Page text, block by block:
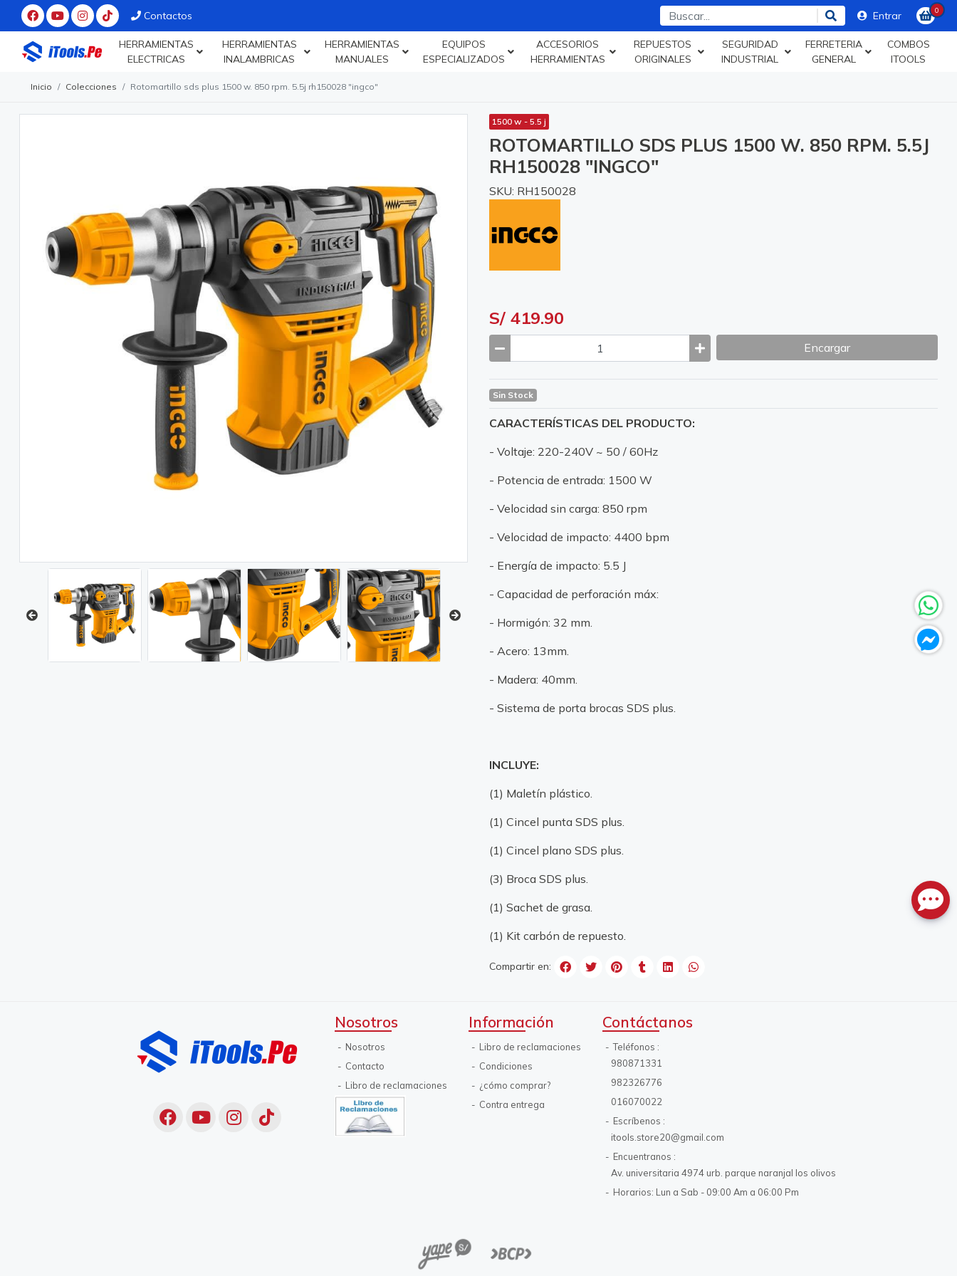
Contactos Entrar 0
HERRAMIENTAS
ELECTRICAS
HERRAMIENTAS
INALAMBRICAS
HERRAMIENTAS
MANUALES
EQUIPOS
ESPECIALIZADOS
ACCESORIOS
HERRAMIENTAS
REPUESTOS
ORIGINALES
SEGURIDAD
INDUSTRIAL
FERRETERIA
GENERAL
COMBOS
ITOOLS
Inicio Colecciones Rotomartillo sds plus 1500 w. 850 rpm. 5.5j rh150028 "ingco"
1500 w - 5.5 j
ROTOMARTILLO SDS PLUS 1500 W. 850 RPM. 5.5J
RH150028 "INGCO"
SKU: RH150028
S/ 419.90
Encargar
Sin Stock
CARACTERÍSTICAS DEL PRODUCTO:
- Voltaje: 220-240V ~ 50 / 60Hz
- Potencia de entrada: 1500 W
- Velocidad sin carga: 850 rpm
- Velocidad de impacto: 4400 bpm
- Energía de impacto: 5.5 J
- Capacidad de perforación máx:
- Hormigón: 32 mm.
- Acero: 13mm.
- Madera: 40mm.
- Sistema de porta brocas SDS plus.
INCLUYE:
(1) Maletín plástico.
(1) Cincel punta SDS plus.
(1) Cincel plano SDS plus.
(3) Broca SDS plus.
(1) Sachet de grasa.
(1) Kit carbón de repuesto.
Compartir en:
Nosotros
Nosotros
Contacto
Libro de reclamaciones
Información
Libro de reclamaciones
Condiciones
¿cómo comprar?
Contra entrega
Contáctanos
Teléfonos
980871331
982326776
016070022
Escríbenos
itools.store20@gmail.com
Encuentranos
Av. universitaria 4974 urb. parque naranjal los olivos
Horarios: Lun a Sab - 09:00 Am a 06:00 Pm